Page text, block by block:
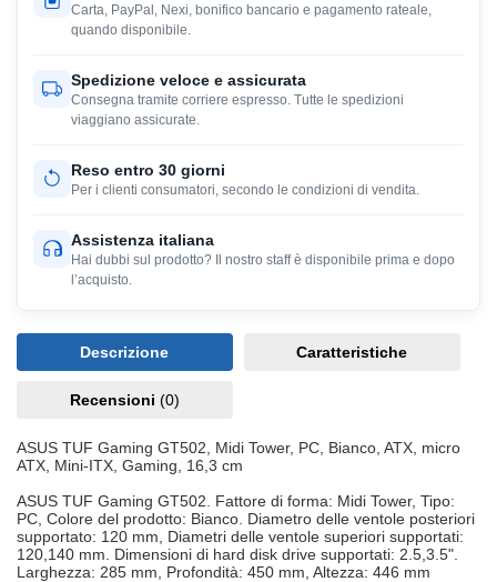
Carta, PayPal, Nexi, bonifico bancario e pagamento rateale,
quando disponibile.
Spedizione veloce e assicurata
Consegna tramite corriere espresso. Tutte le spedizioni
viaggiano assicurate.
Reso entro 30 giorni
Per i clienti consumatori, secondo le condizioni di vendita.
Assistenza italiana
Hai dubbi sul prodotto? Il nostro staff è disponibile prima e dopo
l’acquisto.
Descrizione Caratteristiche
Recensioni (0)
ASUS TUF Gaming GT502, Midi Tower, PC, Bianco, ATX, micro
ATX, Mini-ITX, Gaming, 16,3 cm
ASUS TUF Gaming GT502. Fattore di forma: Midi Tower, Tipo:
PC, Colore del prodotto: Bianco. Diametro delle ventole posteriori
supportato: 120 mm, Diametri delle ventole superiori supportati:
120,140 mm. Dimensioni di hard disk drive supportati: 2.5,3.5".
Larghezza: 285 mm, Profondità: 450 mm, Altezza: 446 mm